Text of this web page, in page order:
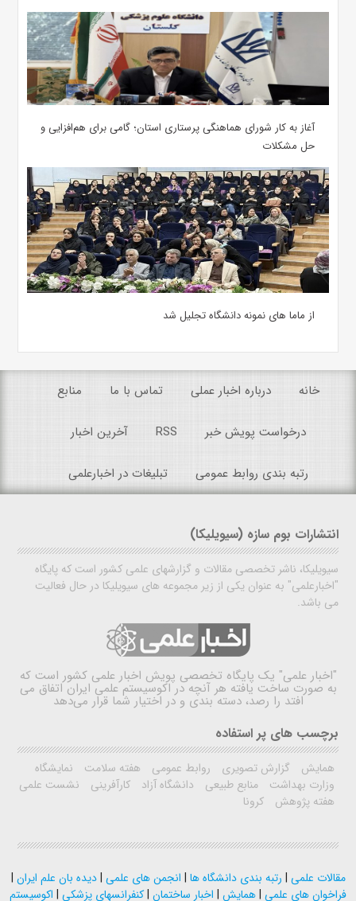
آغاز به کار شورای هماهنگی پرستاری استان؛ گامی برای هم‌افزایی و
حل مشکلات
از ماما های نمونه دانشگاه تجلیل شد
خانه درباره اخبار عملی تماس با ما منابع
درخواست پویش خبر RSS آخرین اخبار
رتبه بندی روابط عمومی تبلیغات در اخبارعلمی
انتشارات بوم سازه (سیویلیکا)
سیویلیکا، ناشر تخصصی مقالات و گزارشهای علمی کشور است که پایگاه
"اخبارعلمی" به عنوان یکی از زیر مجموعه های سیویلیکا در حال فعالیت
می باشد.
"اخبار علمی" یک پایگاه تخصصی پویش اخبار علمی کشور است که
به صورت ساخت یافته هر آنچه در اکوسیستم علمی ایران اتفاق می
افتد را رصد، دسته بندی و در اختیار شما قرار می‌دهد
برچسب های پر استفاده
همایش گزارش تصویری روابط عمومی هفته سلامت
نمایشگاه
وزارت بهداشت
منابع طبیعی دانشگاه آزاد کارآفرینی
نشست علمی
هفته پژوهش
کرونا
مقالات علمی | رتبه بندی دانشگاه ها | انجمن های علمی |دیده بان علم ایران |
فراخوان های علمی |همایش | اخبار ساختمان |کنفرانسهای پزشکی | اکوسیستم